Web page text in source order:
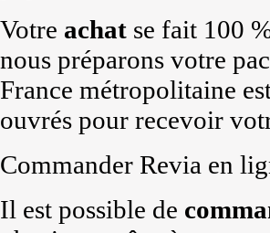
Votre achat se fait 100
nous préparons votre
France métropolitaine
ouvrés pour recevoir
Commander Revia en
Il est possible de